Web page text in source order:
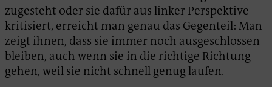
zugesteht oder sie dafür aus linker Perspektive
kritisiert, erreicht man genau das Gegenteil: Man
zeigt ihnen, dass sie immer noch ausgeschlossen
bleiben, auch wenn sie in die richtige Richtung
gehen, weil sie nicht schnell genug laufen.